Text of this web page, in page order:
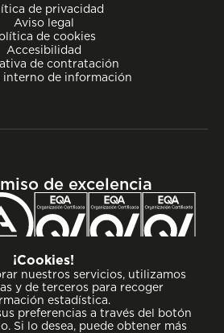
de privacidad
Aviso legal
de cookies
Accesibilidad
de contratación
interno de información
de excelencia
¡Cookies!
nuestros servicios, utilizamos
y de terceros para recoger
estadística.
preferencias a través del botón
Si lo desea, puede obtener más